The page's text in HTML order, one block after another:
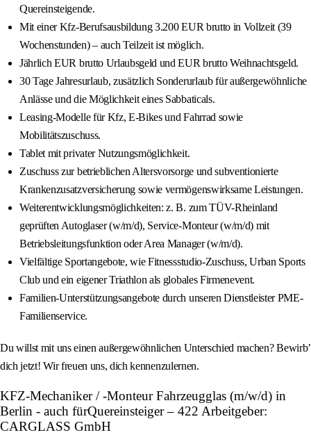
Quereinsteigende.
Mit einer Kfz-Berufsausbildung 3.200 EUR brutto in Vollzeit (39
Wochenstunden) – auch Teilzeit ist möglich.
Jährlich EUR brutto Urlaubsgeld und EUR brutto Weihnachtsgeld.
30 Tage Jahresurlaub, zusätzlich Sonderurlaub für außergewöhnliche
Anlässe und die Möglichkeit eines Sabbaticals.
Leasing-Modelle für Kfz, E-Bikes und Fahrrad sowie
Mobilitätszuschuss.
Tablet mit privater Nutzungsmöglichkeit.
Zuschuss zur betrieblichen Altersvorsorge und subventionierte
Krankenzusatzversicherung sowie vermögenswirksame Leistungen.
Weiterentwicklungsmöglichkeiten: z. B. zum TÜV-Rheinland
geprüften Autoglaser (w/m/d), Service-Monteur (w/m/d) mit
Betriebsleitungsfunktion oder Area Manager (w/m/d).
Vielfältige Sportangebote, wie Fitnessstudio-Zuschuss, Urban Sports
Club und ein eigener Triathlon als globales Firmenevent.
Familien-Unterstützungsangebote durch unseren Dienstleister PME-
Familienservice.
Du willst mit uns einen außergewöhnlichen Unterschied machen? Bewirb’
dich jetzt! Wir freuen uns, dich kennenzulernen.
KFZ-Mechaniker / -Monteur Fahrzeugglas (m/w/d) in
Berlin - auch fürQuereinsteiger – 422 Arbeitgeber:
CARGLASS GmbH